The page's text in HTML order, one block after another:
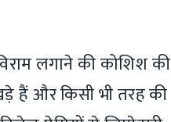
लगाने की कोशिश की
हैं और किसी भी तरह की